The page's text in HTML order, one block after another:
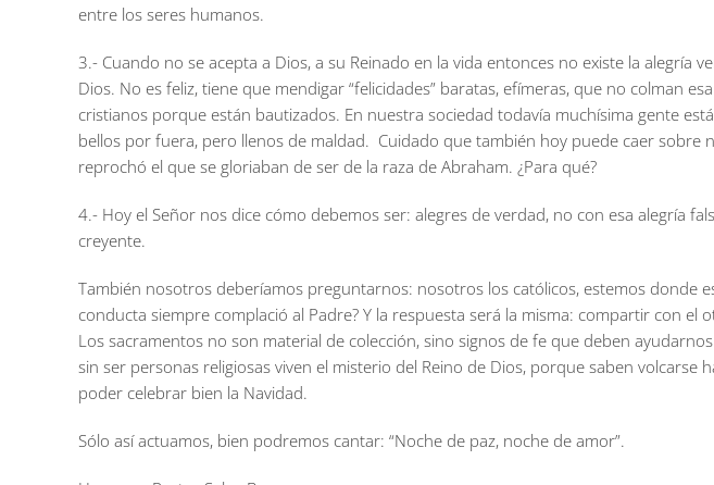
entre los seres humanos.
3.- Cuando no se acepta a Dios, a su Reinado en la vida entonces no existe la alegría
Dios. No es feliz, tiene que mendigar “felicidades” baratas, efímeras, que no colman
cristianos porque están bautizados. En nuestra sociedad todavía muchísima gente
bellos por fuera, pero llenos de maldad. Cuidado que también hoy puede caer sobre
reprochó el que se gloriaban de ser de la raza de Abraham. ¿Para qué?
4.- Hoy el Señor nos dice cómo debemos ser: alegres de verdad, no con esa alegría
creyente.
También nosotros deberíamos preguntarnos: nosotros los católicos, estemos donde
conducta siempre complació al Padre? Y la respuesta será la misma: compartir con
Los sacramentos no son material de colección, sino signos de fe que deben
sin ser personas religiosas viven el misterio del Reino de Dios, porque saben
poder celebrar bien la Navidad.
Sólo así actuamos, bien podremos cantar: “Noche de paz, noche de amor”.